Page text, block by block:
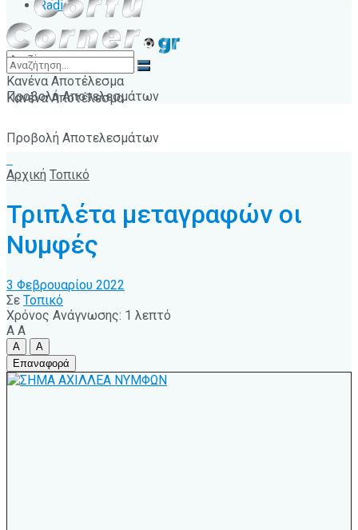
Radio
Κανένα Αποτέλεσμα
Προβολή Αποτελεσμάτων
Κανένα Αποτέλεσμα
Προβολή Αποτελεσμάτων
Αρχική Τοπικό
Τριπλέτα μεταγραφών οι
Νυμφές
3 Φεβρουαρίου 2022
Σε Τοπικό
Χρόνος Ανάγνωσης: 1 λεπτό
A A
A
A
Επαναφορά